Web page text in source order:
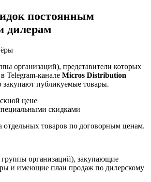
постоянным
дилерам
организаций), представители которых
Telegram-канале Micros Distribution
закупают публикуемые товары.
цене
скидками
товаров по договорным ценам.
организаций), закупающие
и имеющие план продаж по дилерскому